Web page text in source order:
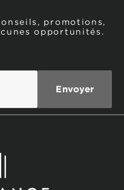
promotions,
opportunités.